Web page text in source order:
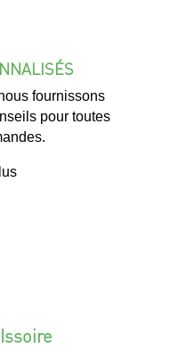
fournissons
pour toutes